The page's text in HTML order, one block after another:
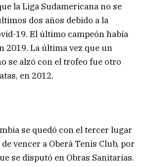
la Liga Sudamericana no se
dos años debido a la
19. El último campeón había
2019. La última vez que un
se alzó con el trofeo fue otro
en 2012.
se quedó con el tercer lugar
vencer a Oberá Tenis Club, por
se disputó en Obras Sanitarias.